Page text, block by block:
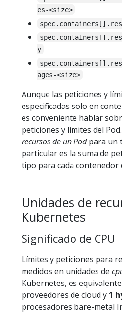
es-<size>
y
ages-<size>
Aunque las peticiones y
especificadas solo en
es conveniente hablar
peticiones y límites del
recursos de un Podpara un
particular es la suma de
tipo para cada contenedor
Unidades de
Kubernetes
Significado de CPU
Límites y peticiones para
medidos en unidades de
Kubernetes, es
proveedores de cloud y 1
procesadores bare-metal